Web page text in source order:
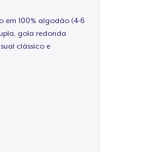
em 100% algodão (4-6
gola redonda
clássico e